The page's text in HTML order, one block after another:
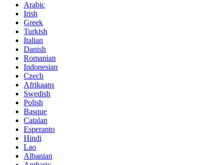
Arabic
Irish
Greek
Turkish
Italian
Danish
Romanian
Indonesian
Czech
Afrikaans
Swedish
Polish
Basque
Catalan
Esperanto
Hindi
Lao
Albanian